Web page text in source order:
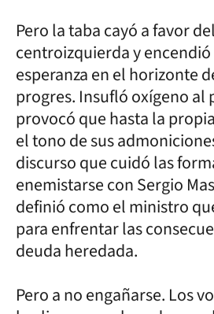
Pero la taba cayó a favor
centroizquierda y
esperanza en el horizonte
progres. Insufló oxígeno al
provocó que hasta la
el tono de sus
discurso que cuidó las
enemistarse con Sergio
definió como el ministro
para enfrentar las
deuda heredada.
Pero a no engañarse. Los